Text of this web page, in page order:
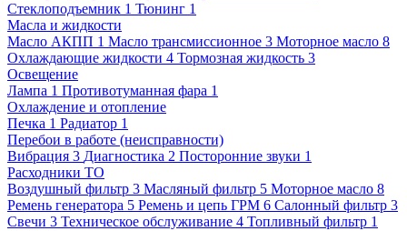
Стеклоподъемник 1 Тюнинг 1
Масла и жидкости
Масло АКПП 1 Масло трансмиссионное 3 Моторное масло 8
Охлаждающие жидкости 4 Тормозная жидкость 3
Освещение
Лампа 1 Противотуманная фара 1
Охлаждение и отопление
Печка 1 Радиатор 1
Перебои в работе (неисправности)
Вибрация 3 Диагностика 2 Посторонние звуки 1
Расходники ТО
Воздушный фильтр 3 Масляный фильтр 5 Моторное масло 8
Ремень генератора 5 Ремень и цепь ГРМ 6 Салонный фильтр 3
Свечи 3 Техническое обслуживание 4 Топливный фильтр 1